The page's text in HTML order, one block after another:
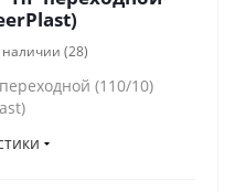
наличии (28)
(110/10)